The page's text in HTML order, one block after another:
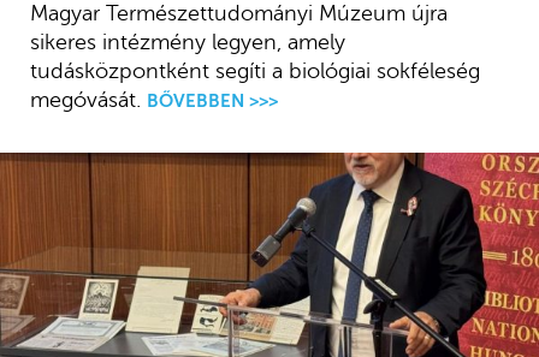
Magyar Természettudományi Múzeum újra
sikeres intézmény legyen, amely
tudásközpontként segíti a biológiai sokféleség
megóvását. BŐVEBBEN >>>